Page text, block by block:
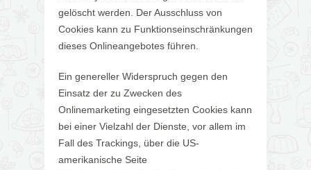
gelöscht werden. Der Ausschluss von
Cookies kann zu Funktionseinschränkungen
dieses Onlineangebotes führen.
Ein genereller Widerspruch gegen den
Einsatz der zu Zwecken des
Onlinemarketing eingesetzten Cookies kann
bei einer Vielzahl der Dienste, vor allem im
Fall des Trackings, über die US-
amerikanische Seite